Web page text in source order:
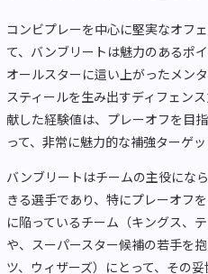
コンビプレーを中心に堅実なオフ
て、バンブリートは魅力のあるポ
オールスターに這い上がったメン
スティールを生み出すディフェン
献した経験値は、プレーオフを目
って、非常に魅力的な補強ターゲッ
バンブリートはチームの主役にな
きる選手であり、特にプレーオフ
に陥っているチーム（キングス、
や、スーパースター候補の若手を
ツ、ウィザーズ）にとって、その